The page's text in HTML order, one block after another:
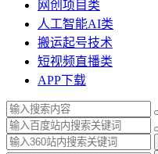
网创项目类
人工智能AI类
搬运起号技术
短视频直播类
APP下载